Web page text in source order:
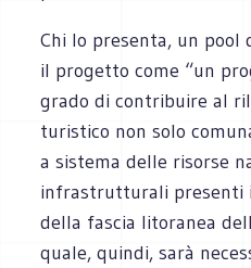
Chi lo presenta, un pool
il progetto come “un
grado di contribuire al
turistico non solo
a sistema delle risorse
infrastrutturali presenti
della fascia litoranea
quale, quindi, sarà